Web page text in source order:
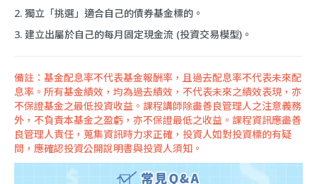
2. 獨立「挑選」適合自己的債券基金標的。
3. 建立出屬於自己的每月固定現金流 (投資交易模型)。
備註：基金配息率不代表基金報酬率，且過去配息率不代表未來配
息率。所有基金績效，均為過去績效，不代表未來之績效表現，亦
不保證基金之最低投資收益。課程講師除盡善良管理人之注意義務
外，不負責本基金之盈虧，亦不保證最低之收益。課程資訊應盡善
良管理人責任，蒐集資訊時力求正確，投資人如對投資標的有疑
問，應確認投資公開說明書與投資人須知。